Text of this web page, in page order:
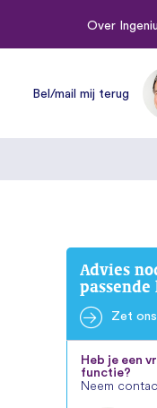
Over
Bel/mail mij terug
Advies
passende
Zet
Heb je een
functie?
Neem